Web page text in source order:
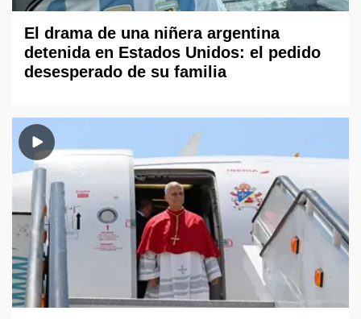
El drama de una niñera argentina
detenida en Estados Unidos: el pedido
desesperado de su familia